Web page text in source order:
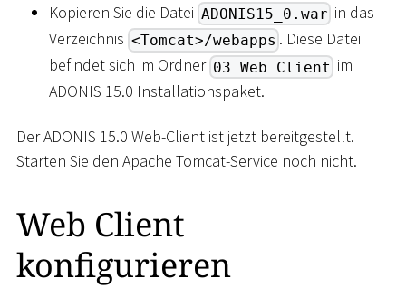
Kopieren Sie die Datei ADONIS15_0.war in das
Verzeichnis <Tomcat>/webapps . Diese Datei
befindet sich im Ordner 03 Web Client im
ADONIS 15.0 Installationspaket.
Der ADONIS 15.0 Web-Client ist jetzt bereitgestellt.
Starten Sie den Apache Tomcat-Service noch nicht.
Web Client
konfigurieren